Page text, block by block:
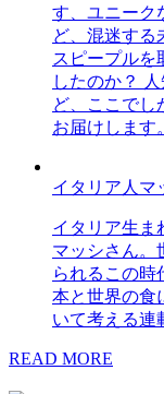
す、ユニーク
ど、混迷する
スピープルを
したのか？
ど、ここでし
お届けします。
イタリア人マ
イタリア生ま
マッシさん。
られるこの時
本と世界の食
いて考える連
READ MORE